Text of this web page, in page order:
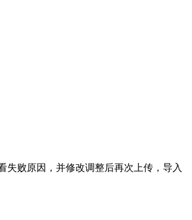
失败原因，并修改调整后再次上传，导入